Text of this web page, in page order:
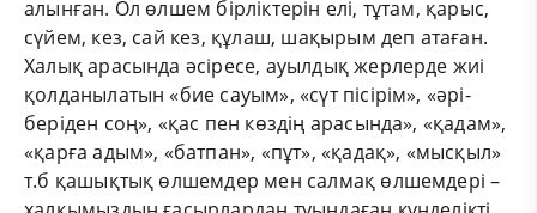
алынған. Ол өлшем бірліктерін елі, тұтам, қарыс,
сүйем, кез, сай кез, құлаш, шақырым деп атаған.
Халық арасында әсіресе, ауылдық жерлерде жиі
қолданылатын «бие сауым», «сүт пісірім», «әрі-
беріден соң», «қас пен көздің арасында», «қадам»,
«қарға адым», «батпан», «пұт», «қадақ», «мысқыл»
т.б қашықтық өлшемдер мен салмақ өлшемдері –